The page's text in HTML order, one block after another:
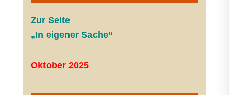
Zur Seite
„In eigener Sache“
Oktober 2025